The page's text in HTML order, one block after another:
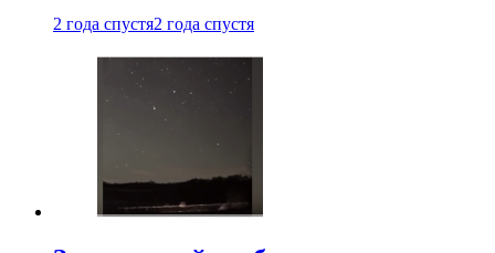
2 года спустя2 года спустя